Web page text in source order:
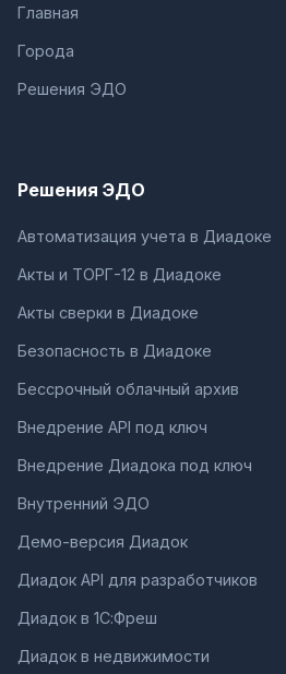
Главная
Города
Решения ЭДО
Решения ЭДО
Автоматизация учета в Диадоке
Акты и ТОРГ-12 в Диадоке
Акты сверки в Диадоке
Безопасность в Диадоке
Бессрочный облачный архив
Внедрение API под ключ
Внедрение Диадока под ключ
Внутренний ЭДО
Демо-версия Диадок
Диадок API для разработчиков
Диадок в 1С:Фреш
Диадок в недвижимости